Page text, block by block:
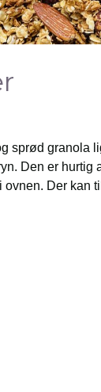
sprød granola
Den er hurtig
ovnen. Der kan